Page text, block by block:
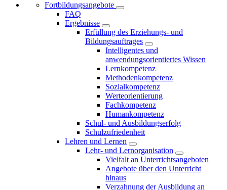
Fortbildungsangebote
FAQ
Ergebnisse
Erfüllung des Erziehungs- und
Bildungsauftrages
Intelligentes und
anwendungsorientiertes Wissen
Lernkompetenz
Methodenkompetenz
Sozialkompetenz
Werteorientierung
Fachkompetenz
Humankompetenz
Schul- und Ausbildungserfolg
Schulzufriedenheit
Lehren und Lernen
Lehr- und Lernorganisation
Vielfalt an Unterrichtsangeboten
Angebote über den Unterricht
hinaus
Verzahnung der Ausbildung an